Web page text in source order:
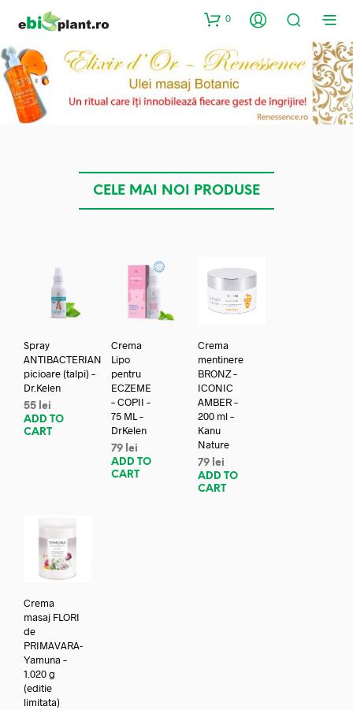
0
CELE MAI NOI PRODUSE
Spray
ANTIBACTERIAN
picioare (talpi) –
Dr.Kelen
55 lei
ADD TO
CART
Crema
Lipo
pentru
ECZEME
– COPII –
75 ML –
DrKelen
79 lei
ADD TO
CART
Crema
mentinere
BRONZ –
ICONIC
AMBER –
200 ml –
Kanu
Nature
79 lei
ADD TO
CART
Crema
masaj FLORI
de
PRIMAVARA-
Yamuna –
1.020 g
(editie
limitata)